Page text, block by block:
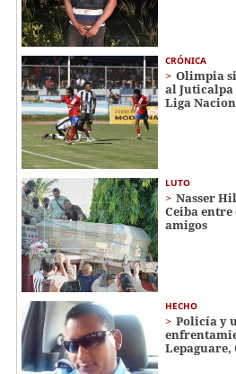
CRÓNICA
Olimpia
al Juticalpa
Liga
LUTO
Nasser
Ceiba
amigos
HECHO
Policía y
Lepaguare,